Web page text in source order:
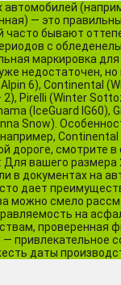
— это
бывают
с
маркировка
недостаточен,
6), Continental
Pirelli (Winter
(IceGuard IG60),
Snow).
смотрите
вашего
в документах на
дает
можно смело
на
проверенная
даты